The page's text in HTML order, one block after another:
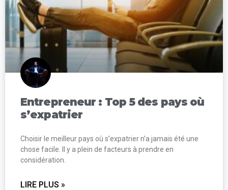
Entrepreneur : Top 5 des pays où
s’expatrier
Choisir le meilleur pays où s’expatrier n’a jamais été une
chose facile. Il y a plein de facteurs à prendre en
considération.
LIRE PLUS »